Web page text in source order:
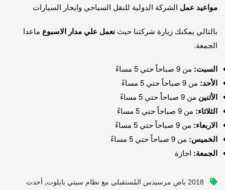
مواعيد عمل الشركة الدولية للنقل السياحي وايجار السيارات
بالتالي يمكنك زيارة شركتنا حيث نعمل علي مدار الاسبوع ماعدا
الجمعة.
السبت: من 9 صباحاً حتي 5 مساءً
الأحد: من 9 صباحاً حتي 5 مساءً
الأثنين من 9 صباحاً حتي 5 مساءً
الثلاثاء: من 9 صباحاً حتي 5 مساءً
الاربعاء: من 9 صباحاً حتي 5 مساءً
الخميس: من 9 صباحاً حتي 5 مساءً
الجمعة: اجازة
2018 باص مرسيدس المُستقبلي مع نظام سيتي بايلوت , أحدث